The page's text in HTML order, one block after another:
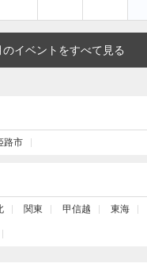
のイベントをすべて見る
路市
関東 甲信越 東海